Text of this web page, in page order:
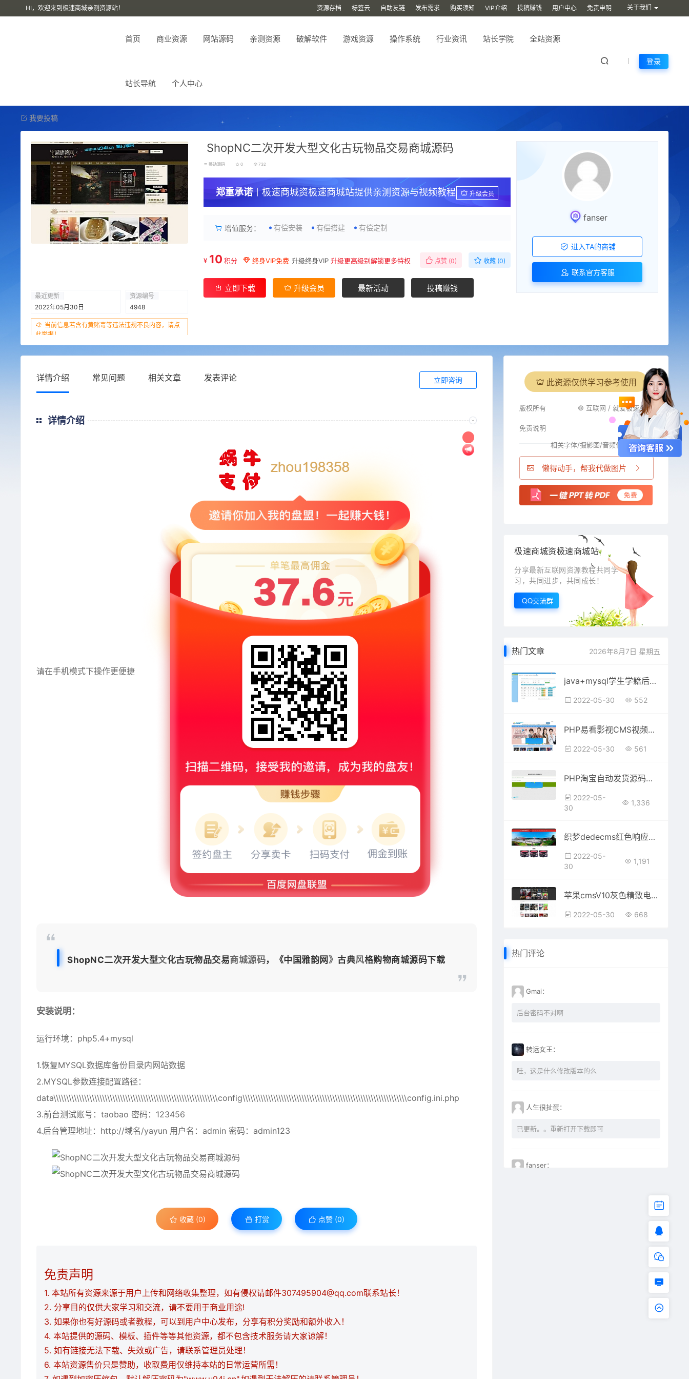
HI，欢迎来到极速商城亲测资源站！ 资源存档 标签云 自助友链 发布需求 购买须知 VIP介绍 投稿赚钱 用户中心 免责申明 关于我们
首页 商业资源 网站源码 亲测资源 破解软件 游戏资源 操作系统 行业资讯 站长学院 全站资源
站长导航 个人中心
登录
我要投稿
最近更新
2022年05月30日
资源编号
4948
当前信息若含有黄赌毒等违法违规不良内容，请点
此举报！
ShopNC二次开发大型文化古玩物品交易商城源码
整站源码 0 732
郑重承诺丨极速商城资极速商城站提供亲测资源与视频教程 升级会员
增值服务： 有偿安装 有偿搭建 有偿定制
¥ 10 积分 终身VIP免费 升级终身VIP 升级更高级别解锁更多特权 点赞 (0) 收藏 (0)
立即下载 升级会员 最新活动 投稿赚钱
fanser
进入TA的商铺
联系官方客服
详情介绍 常见问题 相关文章 发表评论 立即咨询
详情介绍
请在手机模式下操作更便捷
ShopNC二次开发大型文化古玩物品交易商城源码，《中国雅韵网 》 古典风格购物商城源码下载
安装说明：
运行环境：php5.4+mysql
1.恢复MYSQL数据库备份目录内网站数据
2.MYSQL参数连接配置路径：
data\\\\\\\\\\\\\\\\\\\\\\\\\\\\\\\\\\\\\\\\\\\\\\\\\\\\\\\\\\\\\\\\config\\\\\\\\\\\\\\\\\\\\\\\\\\\\\\\\\\\\\\\\\\\\\\\\\\\\\\\\\\\\\\\\config.ini.php
3.前台测试账号：taobao 密码：123456
4.后台管理地址：http://域名/yayun 用户名：admin 密码：admin123
收藏 (0) 打赏 点赞 (0)
免责声明
1. 本站所有资源来源于用户上传和网络收集整理，如有侵权请邮件307495904@qq.com联系站长！
2. 分享目的仅供大家学习和交流，请不要用于商业用途!
3. 如果你也有好源码或者教程，可以到用户中心发布，分享有积分奖励和额外收入！
4. 本站提供的源码、模板、插件等等其他资源，都不包含技术服务请大家谅解！
5. 如有链接无法下载、失效或广告，请联系管理员处理！
6. 本站资源售价只是赞助，收取费用仅维持本站的日常运营所需！
此资源仅供学习参考使用
版权所有 © 互联网 / 就爱极速商城
免责说明
相关字体/摄影图/音频仅供参考 i
懒得动手，帮我代做图片
极速商城资极速商城站
分享最新互联网资源教程共同学
习，共同进步，共同成长！
QQ交流群
热门文章 2026年8月7日 星期五
java+mysql学生学籍后台管理系统源码
2022-05-30 552
PHP易看影视CMS视频网站源码自动釆集更新
2022-05-30 561
PHP淘宝自动发货源码网店自动值守发货系统支持客户自助提货
2022-05-
30
1,336
织梦dedecms红色响应式展览展会服务公司网站模板(自适应手机移动端)
2022-05-
30
1,191
苹果cmsV10灰色精致电影影视网站模板
2022-05-30 668
热门评论
Gmai：
后台密码不对啊
转运女王：
哇，这是什么修改版本的么
人生很扯蛋：
已更新。。重新打开下载即可
fanser：